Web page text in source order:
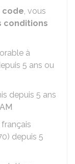
code, vous
conditions
à
5 ans ou
depuis 5 ans
depuis 5